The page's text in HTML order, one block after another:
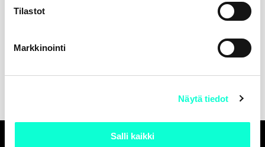
Tilastot
Markkinointi
Näytä tiedot
Salli kaikki